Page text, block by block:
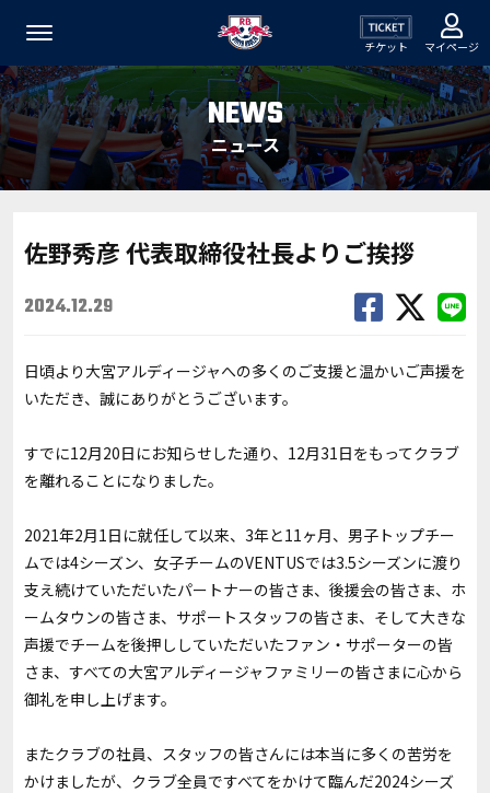
チケット マイページ
NEWS
ニュース
佐野秀彦 代表取締役社長よりご挨拶
2024.12.29
日頃より大宮アルディージャへの多くのご支援と温かいご声援を
いただき、誠にありがとうございます。
すでに12月20日にお知らせした通り、12月31日をもってクラブ
を離れることになりました。
2021年2月1日に就任して以来、3年と11ヶ月、男子トップチー
ムでは4シーズン、女子チームのVENTUSでは3.5シーズンに渡り
支え続けていただいたパートナーの皆さま、後援会の皆さま、ホ
ームタウンの皆さま、サポートスタッフの皆さま、そして大きな
声援でチームを後押ししていただいたファン・サポーターの皆
さま、すべての大宮アルディージャファミリーの皆さまに心から
御礼を申し上げます。
またクラブの社員、スタッフの皆さんには本当に多くの苦労を
かけましたが、クラブ全員ですべてをかけて臨んだ2024シーズ